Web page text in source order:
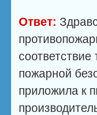
Ответ:
пожарной
приложила к